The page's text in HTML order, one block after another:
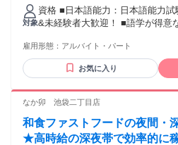
対象
資格 ■日本語能力：日本語能力
&未経験者大歓迎！ ■語学が得意
歴不問 英語・中国語話せる方歓
ップしたい方、学生歓迎、掛け
卒・第二新卒歓迎 年齢の条件と理由：・65歳未満の方(定年の
雇用形態： アルバイト・パート
お気に入り
なか卯 池袋二丁目店
和食ファストフードの夜間・
★高時給の深夜帯で効率的に